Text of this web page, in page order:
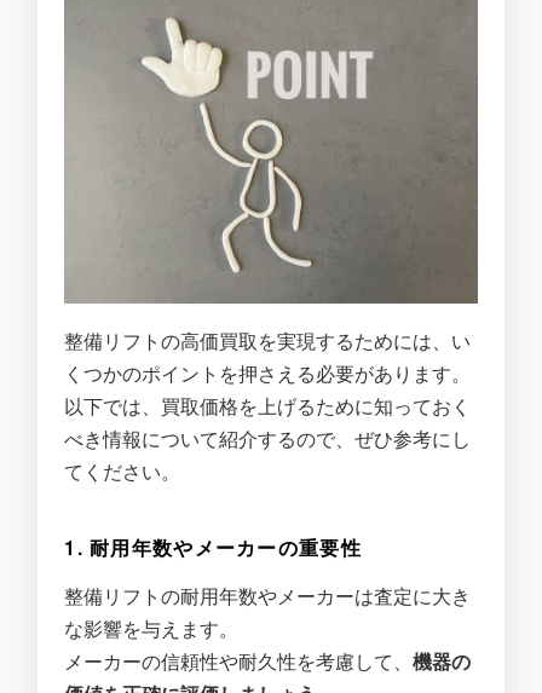
整備リフトの高価買取を実現するためには、い
くつかのポイントを押さえる必要があります。
以下では、買取価格を上げるために知っておく
べき情報について紹介するので、ぜひ参考にし
てください。
1. 耐用年数やメーカーの重要性
整備リフトの耐用年数やメーカーは査定に大き
な影響を与えます。
メーカーの信頼性や耐久性を考慮して、機器の